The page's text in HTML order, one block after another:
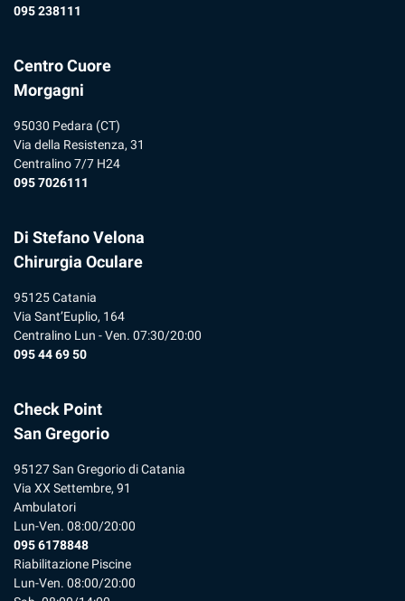
095 238111
Centro Cuore
Morgagni
95030 Pedara (CT)
Via della Resistenza, 31
Centralino 7/7 H24
095 7026111
Di Stefano Velona
Chirurgia Oculare
95125 Catania
Via Sant’Euplio, 164
Centralino Lun - Ven. 07:30/20:00
095 44 69 50
Check Point
San Gregorio
95127 San Gregorio di Catania
Via XX Settembre, 91
Ambulatori
Lun-Ven. 08:00/20:00
095 6178848
Riabilitazione Piscine
Lun-Ven. 08:00/20:00